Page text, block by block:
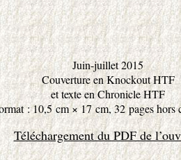
Juin-juillet 2015
Couverture en Knockout HTF
et texte en Chronicle HTF
: 10,5 cm × 17 cm, 32 pages hors
Téléchargement du PDF de